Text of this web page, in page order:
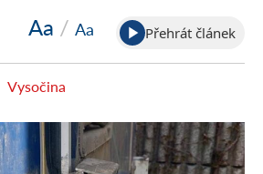
Aa / Aa Přehrát článek
Vysočina